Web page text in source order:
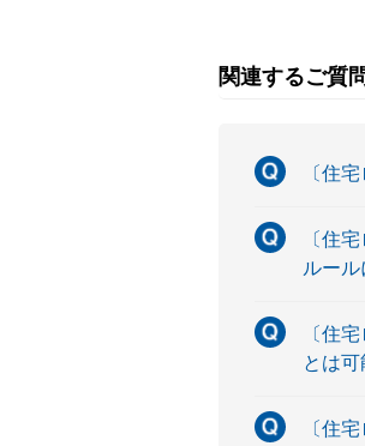
関連するご質
〔住
〔住
ルール
〔住
とは可
〔住